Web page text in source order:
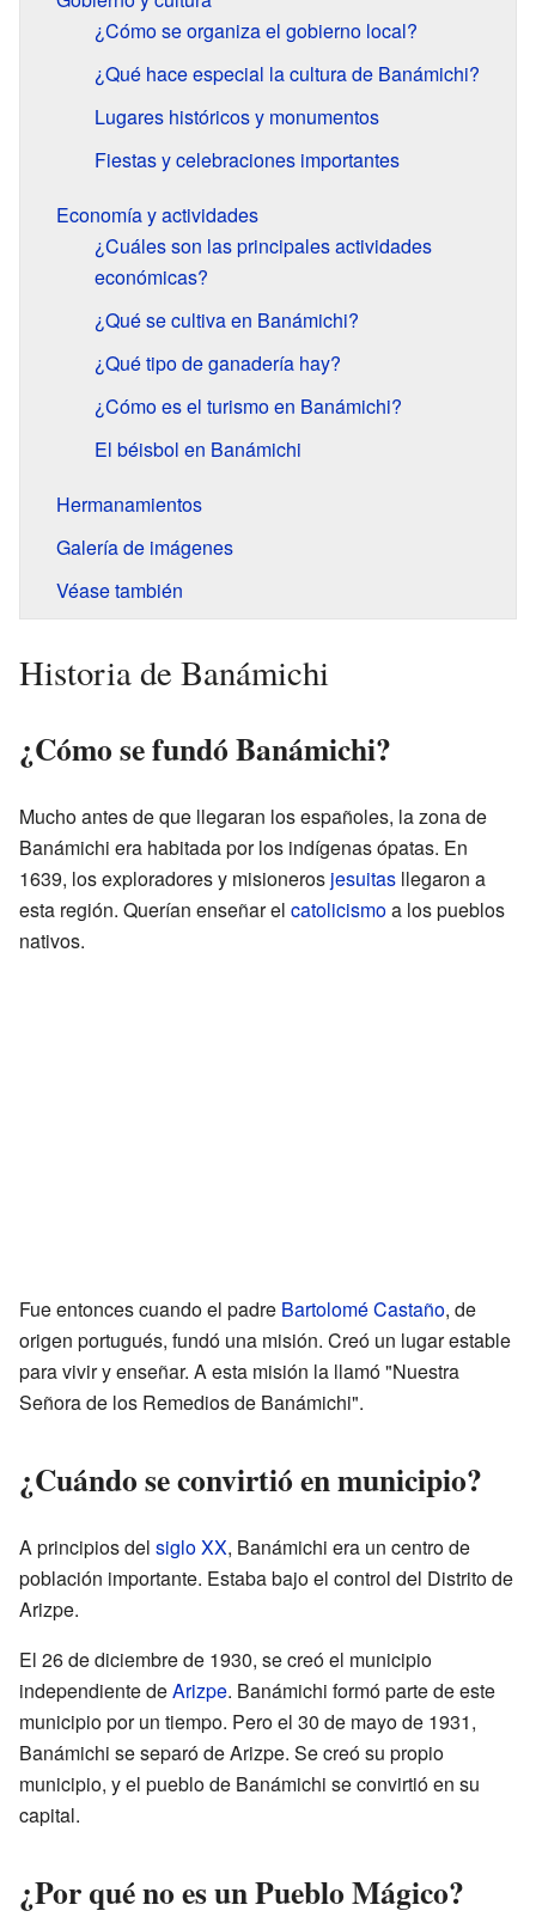
¿Cómo se organiza el gobierno local?
¿Qué hace especial la cultura de Banámichi?
Lugares históricos y monumentos
Fiestas y celebraciones importantes
Economía y actividades
¿Cuáles son las principales actividades
económicas?
¿Qué se cultiva en Banámichi?
¿Qué tipo de ganadería hay?
¿Cómo es el turismo en Banámichi?
El béisbol en Banámichi
Hermanamientos
Galería de imágenes
Véase también
Historia de Banámichi
¿Cómo se fundó Banámichi?
Mucho antes de que llegaran los españoles, la zona de
Banámichi era habitada por los indígenas ópatas. En
1639, los exploradores y misioneros jesuitas llegaron a
esta región. Querían enseñar el catolicismoa los pueblos
nativos.
Fue entonces cuando el padre Bartolomé Castaño, de
origen portugués, fundó una misión. Creó un lugar estable
para vivir y enseñar. A esta misión la llamó "Nuestra
Señora de los Remedios de Banámichi".
¿Cuándo se convirtió en municipio?
A principios del siglo XX, Banámichi era un centro de
población importante. Estaba bajo el control del Distrito de
Arizpe.
El 26 de diciembre de 1930, se creó el municipio
independiente deArizpe. Banámichi formó parte de este
municipio por un tiempo. Pero el 30 de mayo de 1931,
Banámichi se separó de Arizpe. Se creó su propio
municipio, y el pueblo de Banámichi se convirtió en su
capital.
¿Por qué no es un Pueblo Mágico?